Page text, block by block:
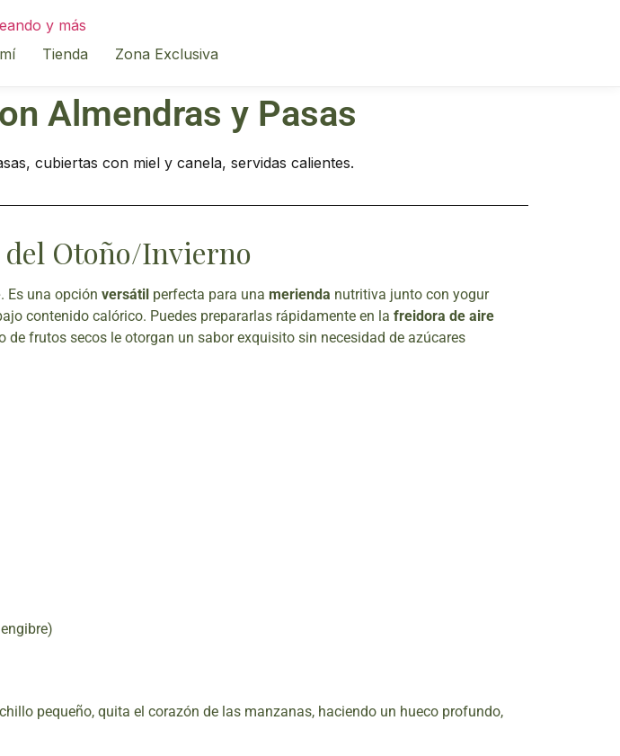
Tienda Zona Exclusiva
Almendras y Pasas
del Otoño/Invierno
. Es una opción versátil perfecta para una merienda nutritiva junto con yogur
contenido calórico. Puedes prepararlas rápidamente en la freidora de aire
de frutos secos le otorgan un sabor exquisito sin necesidad de azúcares
pequeño, quita el corazón de las manzanas, haciendo un hueco profundo,